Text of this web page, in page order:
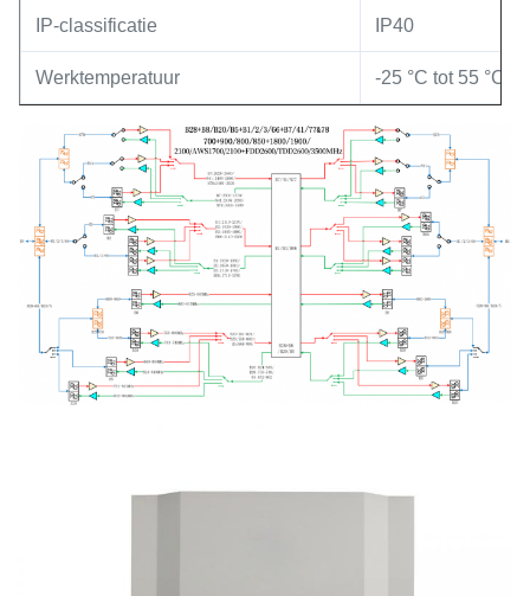
IP-classificatie IP40
Werktemperatuur -25 °C tot 55 °C